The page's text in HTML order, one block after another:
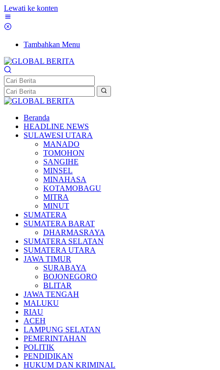
Lewati ke konten
Tambahkan Menu
Beranda
HEADLINE NEWS
SULAWESI UTARA
MANADO
TOMOHON
SANGIHE
MINSEL
MINAHASA
KOTAMOBAGU
MITRA
MINUT
SUMATERA
SUMATERA BARAT
DHARMASRAYA
SUMATERA SELATAN
SUMATERA UTARA
JAWA TIMUR
SURABAYA
BOJONEGORO
BLITAR
JAWA TENGAH
MALUKU
RIAU
ACEH
LAMPUNG SELATAN
PEMERINTAHAN
POLITIK
PENDIDIKAN
HUKUM DAN KRIMINAL